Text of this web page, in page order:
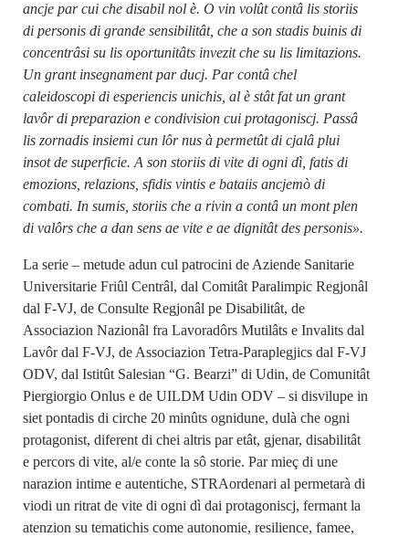
ancje par cui che disabil nol è. O vin volût contâ lis storiis
di personis di grande sensibilitât, che a son stadis buinis di
concentrâsi su lis oportunitâts invezit che su lis limitazions.
Un grant insegnament par ducj. Par contâ chel
caleidoscopi di esperiencis unichis, al è stât fat un grant
lavôr di preparazion e condivision cui protagoniscj. Passâ
lis zornadis insiemi cun lôr nus à permetût di cjalâ plui
insot de superficie. A son storiis di vite di ogni dì, fatis di
emozions, relazions, sfidis vintis e bataiis ancjemò di
combati. In sumis, storiis che a rivin a contâ un mont plen
di valôrs che a dan sens ae vite e ae dignitât des personis».
La serie – metude adun cul patrocini de Aziende Sanitarie
Universitarie Friûl Centrâl, dal Comitât Paralimpic Regjonâl
dal F-VJ, de Consulte Regjonâl pe Disabilitât, de
Associazion Nazionâl fra Lavoradôrs Mutilâts e Invalits dal
Lavôr dal F-VJ, de Associazion Tetra-Paraplegjics dal F-VJ
ODV, dal Istitût Salesian “G. Bearzi” di Udin, de Comunitât
Piergiorgio Onlus e de UILDM Udin ODV – si disvilupe in
siet pontadis di cirche 20 minûts ognidune, dulà che ogni
protagonist, diferent di chei altris par etât, gjenar, disabilitât
e percors di vite, al/e conte la sô storie. Par mieç di une
narazion intime e autentiche, STRAordenari al permetarà di
viodi un ritrat de vite di ogni dì dai protagoniscj, fermant la
atenzion su tematichis come autonomie, resilience, famee,